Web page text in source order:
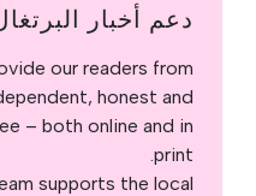
دعم أخبار
our readers from
honest and
– both online and in
print.
supports the local